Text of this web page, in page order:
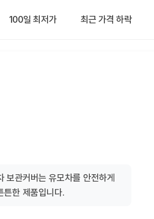
100일 최저가 최근 가격 하락
보관커버는 유모차를 안전하게
튼한 제품입니다.